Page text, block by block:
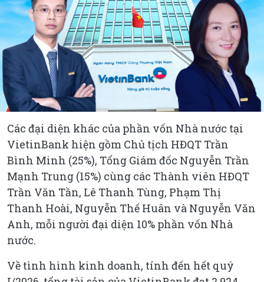
Các đại diện khác của phần vốn Nhà nước tại
VietinBank hiện gồm Chủ tịch HĐQT Trần
Bình Minh (25%), Tổng Giám đốc Nguyễn Trần
Mạnh Trung (15%) cùng các Thành viên HĐQT
Trần Văn Tần, Lê Thanh Tùng, Phạm Thị
Thanh Hoài, Nguyễn Thế Huân và Nguyễn Văn
Anh, mỗi người đại diện 10% phần vốn Nhà
nước.
Về tình hình kinh doanh, tính đến hết quý